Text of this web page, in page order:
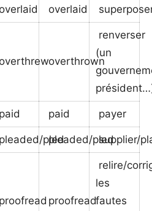
overlaid overlaid
overthrown
renverser
(un
paid paid payer
pleaded/pledpleaded/pledsupplier/
proofread
relire/
les
fautes